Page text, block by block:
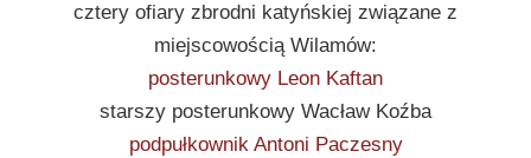
cztery ofiary zbrodni katyńskiej związane z
miejscowością Wilamów:
posterunkowy Leon Kaftan
starszy posterunkowy Wacław Koźba
podpułkownik Antoni Paczesny